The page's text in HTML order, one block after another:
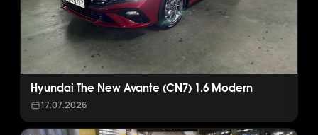
Hyundai The New Avante (CN7) 1.6 Modern
17.07.2026